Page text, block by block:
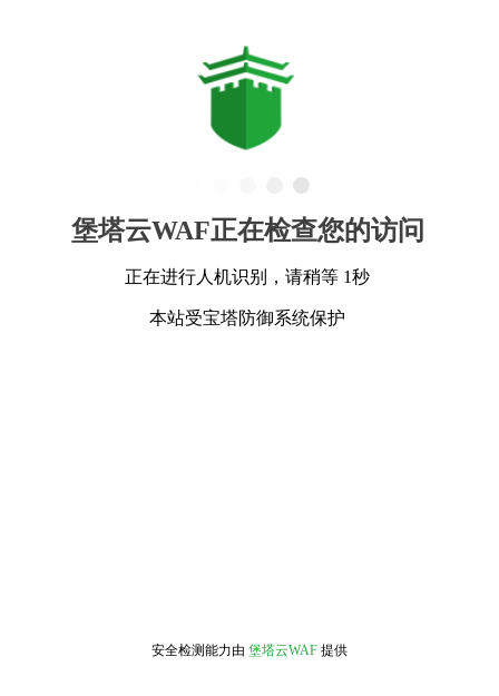
堡塔云WAF正在检查您的访问
正在进行人机识别，请稍等 1秒
本站受宝塔防御系统保护
安全检测能力由 堡塔云WAF 提供